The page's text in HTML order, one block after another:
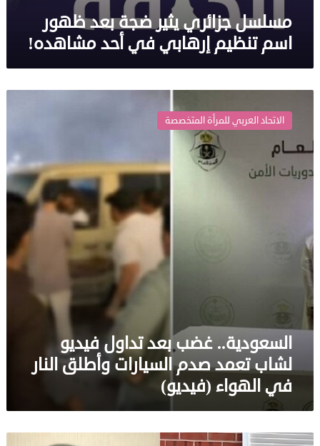
مسلسل جزائري يثير ضجة بعد ظهور
اسم تنظيم إرهابي في أحد مشاهده!
تداول
فيديو
لشاب
وأطلق
النار
في
الهواء
الاتحاد العربي للمرأة المتخصصة
السعودية.. غضب بعد تداول فيديو
لشاب تعمد صدم السيارات وأطلق النار
في الهواء (فيديو)
متحول